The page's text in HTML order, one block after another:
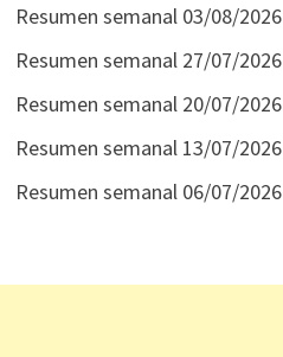
Resumen semanal 03/08/2026
Resumen semanal 27/07/2026
Resumen semanal 20/07/2026
Resumen semanal 13/07/2026
Resumen semanal 06/07/2026